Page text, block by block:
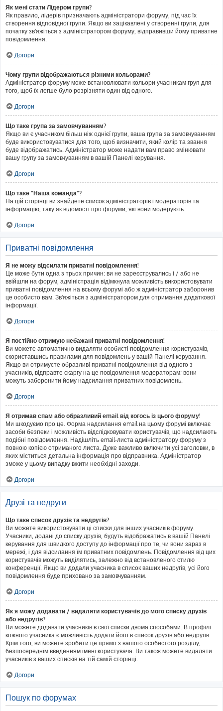
Як мені стати Лідером групи?
Як правило, лідерів призначають адміністратори форуму, під час їх
створення відповідної групи. Якщо ви зацікавлені у створенні групи, для
початку зв'яжіться з адміністратором форуму, відправивши йому приватне
повідомлення.
Догори
Чому групи відображаються різними кольорами?
Адміністратор форуму може встановлювати кольори учасникам груп для
того, щоб їх легше було розрізняти один від одного.
Догори
Що таке група за замовчуванням?
Якщо ви є учасником більш ніж однієї групи, ваша група за замовчуванням
буде використовуватися для того, щоб визначити, який колір та звання
буде відображатись. Адміністратор може надати вам право змінювати
вашу групу за замовчуванням в вашій Панелі керування.
Догори
Що таке "Наша команда"?
На цій сторінці ви знайдете список адміністраторів і модераторів та
інформацію, таку як відомості про форуми, які вони модерують.
Догори
Приватні повідомлення
Я не можу відсилати приватні повідомлення!
Це може бути одна з трьох причин: ви не зареєструвались і / або не
ввійшли на форум, адміністрація відімкнула можливість використовувати
приватні повідомлення на всьому форумі або ж адміністратор заборонив
це особисто вам. Зв'яжіться з адміністратором для отримання додаткової
інформації.
Догори
Я постійно отримую небажані приватні повідомлення!
Ви можете автоматично видаляти особисті повідомлення користувачів,
скориставшись правилами для повідомлень у вашій Панелі керування.
Якщо ви отримуєте образливі приватні повідомлення від одного з
учасників, відправте скаргу на це повідомлення модераторам; вони
можуть заборонити йому надсилання приватних повідомлень.
Догори
Я отримав спам або образливий email від когось із цього форуму!
Ми шкодуємо про це. Форма надсилання email на цьому форумі включає
засоби безпеки і можливість відслідковувати користувачів, що надсилають
подібні повідомлення. Надішліть email-листа адміністратору форуму з
повною копією отриманого листа. Дуже важливо включити усі заголовки, в
яких міститься детальна інформація про відправника. Адміністратор
зможе у цьому випадку вжити необхідні заходи.
Догори
Друзі та недруги
Що таке список друзів та недругів?
Ви можете використовувати ці списки для інших учасників форуму.
Учасники, додані до списку друзів, будуть відображатись в вашій Панелі
керування для швидкого доступу до інформації про те, чи вони зараз в
мережі, і для відсилання їм приватних повідомлень. Повідомлення від цих
користувачів можуть виділятись, залежно від встановленого стилю
конференції. Якщо ви додали учасника в список ваших недругів, усі його
повідомлення буде приховано за замовчуванням.
Догори
Як я можу додавати / видаляти користувачів до мого списку друзів
або недругів?
Ви можете додавати учасників в свої списки двома способами. В профілі
кожного учасника є можливість додати його в список друзів або недругів.
Крім того, ви можете зробити це прямо з вашого особистого розділу,
безпосереднім введенням імені користувача. Ви також можете видаляти
учасників з ваших списків на тій самій сторінці.
Догори
Пошук по форумах